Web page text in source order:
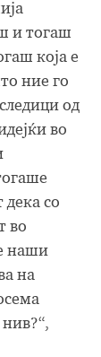
и тогаш
која е
ние го
од
во
дека со
во
наши
на